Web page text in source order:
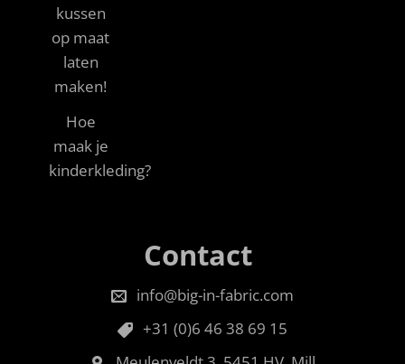
kussen
op maat
laten
maken!
Hoe
maak je
kinderkleding?
Contact
info@big-in-fabric.com
+31 (0)6 46 38 69 15